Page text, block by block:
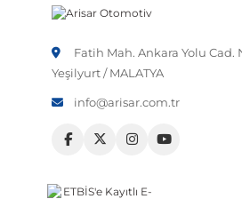
Fatih Mah. Ankara Yolu Cad.
Yeşilyurt / MALATYA
info@arisar.com.tr